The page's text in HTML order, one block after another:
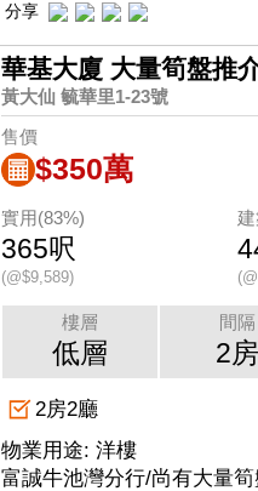
分享
華基大廈 大量筍盤推
黃大仙 毓華里1-23號
售價
$350萬
實用(83%)
365呎
(@$9,589)
樓層
低層
間隔
2房
2房2廳
物業用途: 洋樓
富誠牛池灣分行/尚有大量